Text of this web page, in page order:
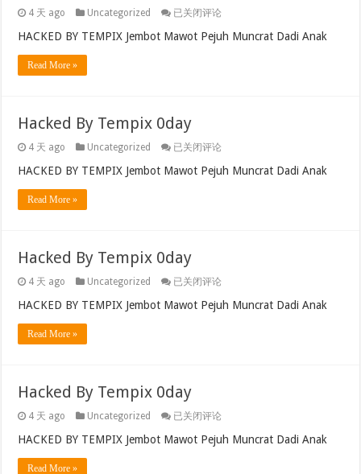
4 天 ago Uncategorized
Hacked
Tempix
已关闭评论
HACKED BY TEMPIX Jembot Mawot Pejuh Muncrat Dadi Anak
Read More »
Hacked By Tempix 0day
4 天 ago Uncategorized
Hacked
Tempix
已关闭评论
HACKED BY TEMPIX Jembot Mawot Pejuh Muncrat Dadi Anak
Read More »
Hacked By Tempix 0day
4 天 ago Uncategorized
Hacked
Tempix
已关闭评论
HACKED BY TEMPIX Jembot Mawot Pejuh Muncrat Dadi Anak
Read More »
Hacked By Tempix 0day
4 天 ago Uncategorized
Hacked
Tempix
已关闭评论
HACKED BY TEMPIX Jembot Mawot Pejuh Muncrat Dadi Anak
Read More »